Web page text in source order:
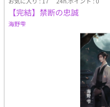
【完結】禁断の忠誠
海野雫